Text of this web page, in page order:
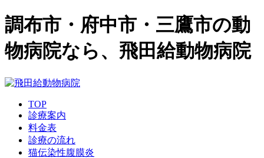
調布市・府中市・三鷹市の動
物病院なら、飛田給動物病院
TOP
診療案内
料金表
診療の流れ
猫伝染性腹膜炎